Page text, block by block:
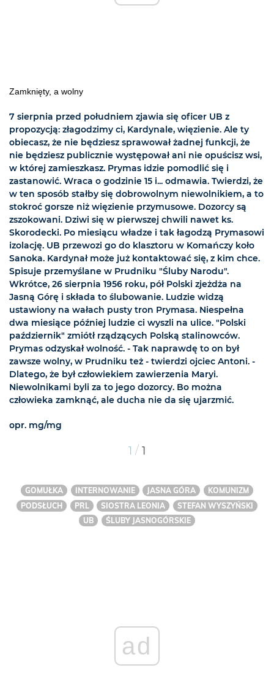
Zamknięty, a wolny
7 sierpnia przed południem zjawia się oficer UB z
propozycją: złagodzimy ci, Kardynale, więzienie. Ale ty
obiecasz, że nie będziesz sprawował żadnej funkcji, że
nie będziesz publicznie występował ani nie opuścisz wsi,
w której zamieszkasz. Prymas idzie pomodlić się i
zastanowić. Wraca o godzinie 15 i... odmawia. Twierdzi, że
w ten sposób stałby się dobrowolnym niewolnikiem, a to
stokroć gorsze niż więzienie przymusowe. Dozorcy są
zszokowani. Dziwi się w pierwszej chwili nawet ks.
Skorodecki. Po miesiącu władze i tak łagodzą Prymasowi
izolację. UB przewozi go do klasztoru w Komańczy koło
Sanoka. Kardynał może już kontaktować się, z kim chce.
Spisuje przemyślane w Prudniku "Śluby Narodu".
Wkrótce, 26 sierpnia 1956 roku, pół Polski zjeżdża na
Jasną Górę i składa to ślubowanie. Ludzie widzą
ustawiony na wałach pusty tron Prymasa. Niespełna
dwa miesiące później ludzie ci wyszli na ulice. "Polski
październik" zmiótł rządzących Polską stalinowców.
Prymas odzyskał wolność. - Tak naprawdę to on był
zawsze wolny, w Prudniku też - twierdzi ojciec Antoni. -
Dlatego, że był człowiekiem zawierzenia Maryi.
Niewolnikami byli za to jego dozorcy. Bo można
człowieka zamknąć, ale ducha nie da się ujarzmić.
opr. mg/mg
1 / 1
GOMUŁKA INTERNOWANIE JASNA GÓRA
KOMUNIZM
PODSŁUCH
PRL SIOSTRA LEONIA
STEFAN WYSZYŃSKI
UB
ŚLUBY JASNOGÓRSKIE
ad